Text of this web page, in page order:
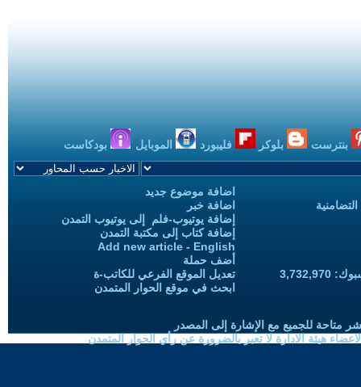
بنترست بلوكر فليبورد الموبايل بودكاست
اضافة موضوع جديد
اضافة خبر
إضافة يوتيوب-فلم إلى يوتيوب التمدن
إضافة كتاب إلى مكتبة التمدن
Add new article - English
أضف حملة
تعديل الموقع الفرعي للكاتب-ة
ابحث في موقع الحوار المتمدن
متاحة للجميع مع الإشارة إلى المصدر
هيئة الادارة لا تعبر بالضرورة عن رأي الحوار المتمدن